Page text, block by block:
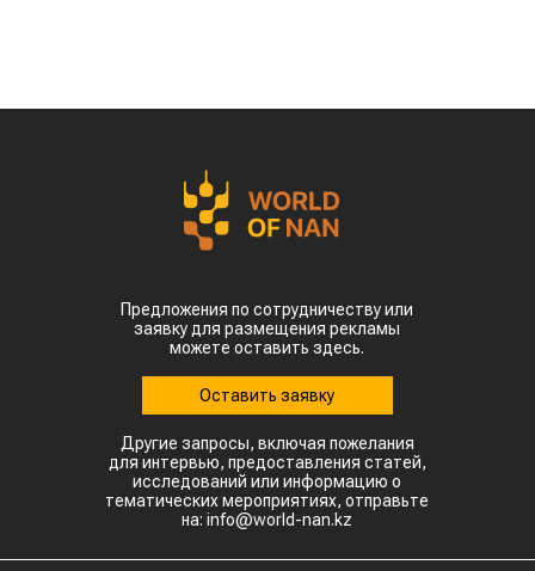
Предложения по сотрудничеству или
заявку для размещения рекламы
можете оставить здесь.
Оставить заявку
Другие запросы, включая пожелания
для интервью, предоставления статей,
исследований или информацию о
тематических мероприятиях, отправьте
на: info@world-nan.kz